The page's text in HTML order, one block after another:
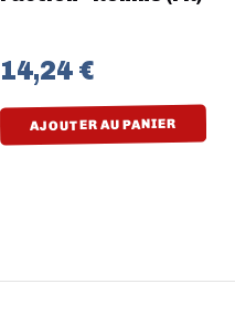
14,24 €
AJOUTER AU PANIER